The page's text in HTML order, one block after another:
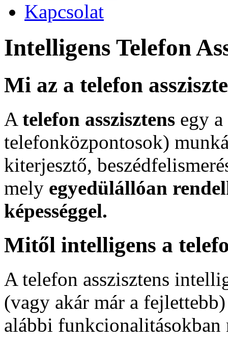
Kapcsolat
Intelligens Telefon
Mi az a telefon
A telefon asszisztens egy
telefonközpontosok)
kiterjesztő,
mely egyedülállóan
képességgel.
Mitől intelligens a
A telefon asszisztens
(vagy akár már a
alábbi